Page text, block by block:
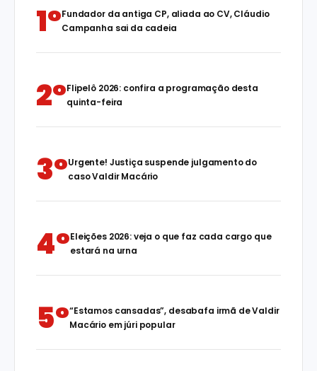
1°Fundador da antiga CP, aliada ao CV, Cláudio
Campanha sai da cadeia
2°Flipelô 2026: confira a programação desta
quinta-feira
3°Urgente! Justiça suspende julgamento do
caso Valdir Macário
4°Eleições 2026: veja o que faz cada cargo que
estará na urna
5°“Estamos cansadas”, desabafa irmã de Valdir
Macário em júri popular